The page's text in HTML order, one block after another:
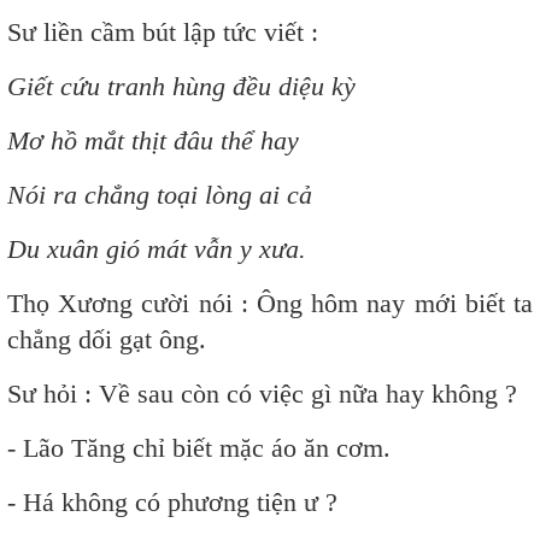
Sư liền cầm bút lập tức viết :
Giết cứu tranh hùng đều diệu kỳ
Mơ hồ mắt thịt đâu thể hay
Nói ra chẳng toại lòng ai cả
Du xuân gió mát vẫn y xưa.
Thọ Xương cười nói : Ông hôm nay mới biết ta
chẳng dối gạt ông.
Sư hỏi : Về sau còn có việc gì nữa hay không ?
- Lão Tăng chỉ biết mặc áo ăn cơm.
- Há không có phương tiện ư ?